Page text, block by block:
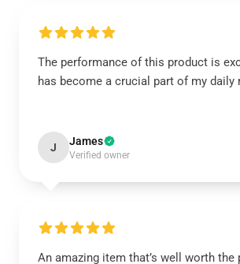
The performance of this product is
has become a crucial part of my daily
J James
Verified owner
An amazing item that’s well worth the